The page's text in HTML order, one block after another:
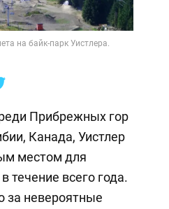
на байк-парк Уистлера.
Прибрежных гор
Канада, Уистлер
местом для
течение всего года.
за невероятные